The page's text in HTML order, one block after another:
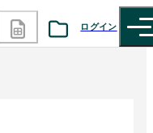
ログイン